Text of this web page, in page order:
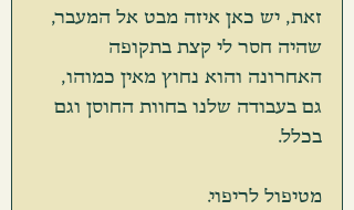
זאת, יש כאן איזה מבט אל המעבר,
שהיה חסר לי קצת בתקופה
האחרונה והוא נחוץ מאין כמוהו,
גם בעבודה שלנו בחוות החוסן וגם
בכלל.
מטיפול לריפוי.